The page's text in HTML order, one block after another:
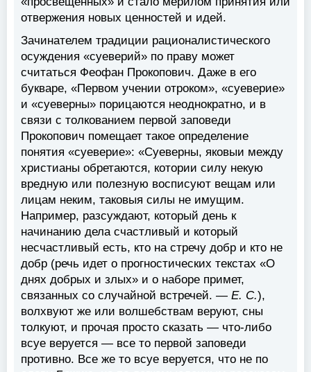
отвержения новых ценностей и идей.
Зачинателем традиции рационалистического
осуждения «суеверий» по праву может
считаться Феофан Прокопович. Даже в его
букваре, «Первом учении отроком», «суеверие»
и «суеверны» порицаются неоднократно, и в
связи с толкованием первой заповеди
Прокопович помещает такое определение
понятия «суеверие»: «Суеверны, яковыи между
христианы обретаются, котории силу некую
вредную или полезную восписуют вещам или
лицам неким, таковыя силы не имущим.
Например, разсуждают, который день к
начинанию дела счастливый и который
несчастливый есть, кто на стречу добр и кто не
добр (речь идет о прогностических текстах «О
днях добрых и злых» и о наборе примет,
связанных со случайной встречей. — Е. С.),
волхвуют же или волшебствам веруют, сны
толкуют, и прочая просто сказать — что-либо
всуе веруется — все то первой заповеди
противно. Все же то всуе веруется, что не по